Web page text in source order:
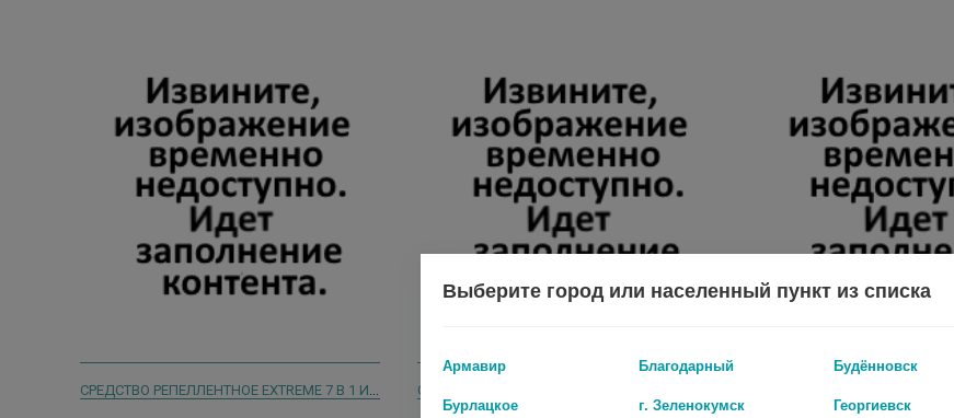
СРЕДСТВО РЕПЕЛЛЕНТНОЕ EXTREME 7 В 1 ИЗУМРУДНАЯ ОСА 150 МЛ
Выберите город или населенный пункт из списка
Армавир Благодарный
Будённовск
Бурлацкое
г. Зеленокумск
Георгиевск